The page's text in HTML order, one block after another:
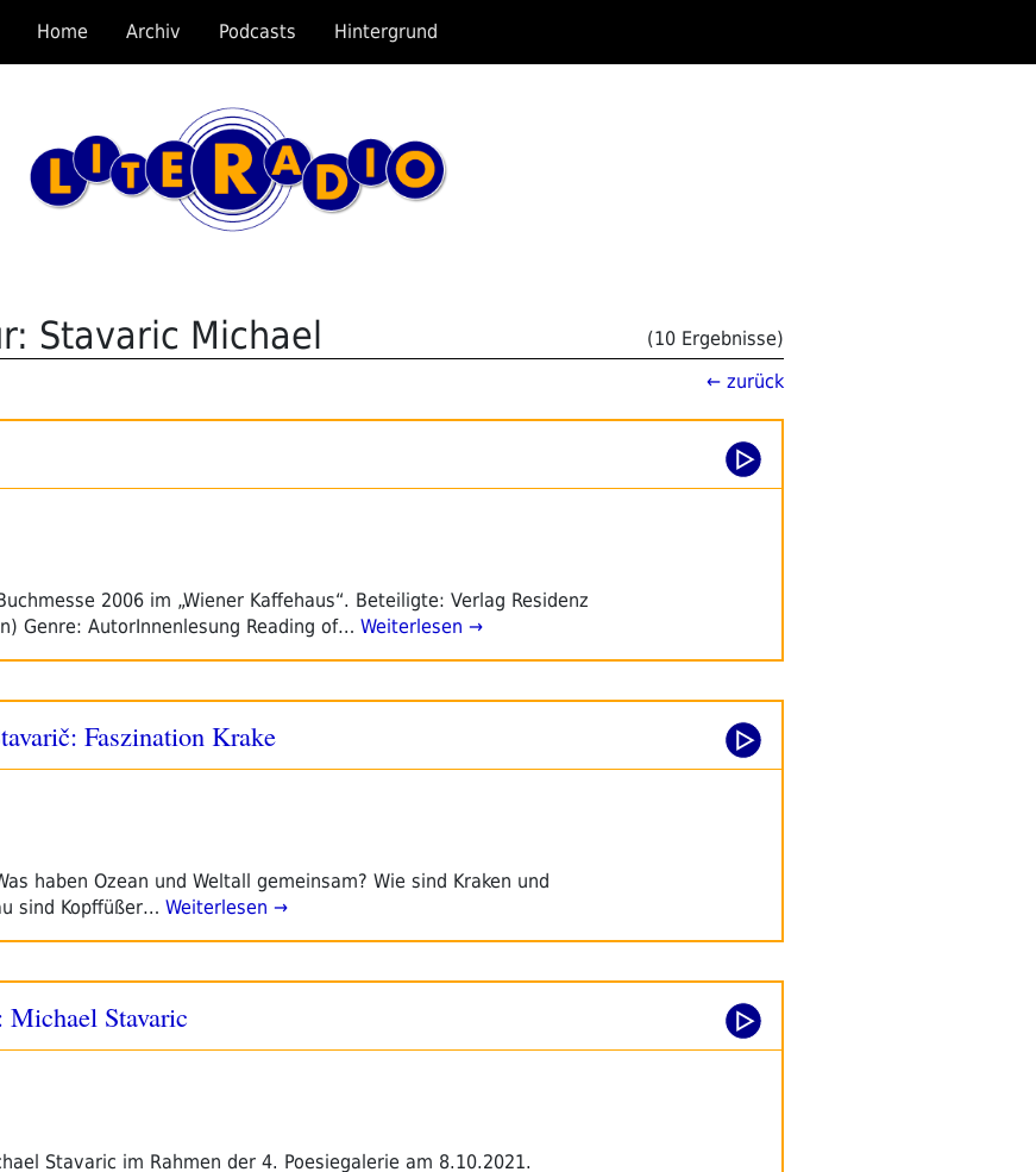
Home Archiv Podcasts Hintergrund
Stavaric Michael
(10 Ergebnisse)
← zurück
2006 im „Wiener Kaffehaus“. Beteiligte: Verlag Residenz
Genre: AutorInnenlesung Reading of… Weiterlesen →
Faszination Krake
haben Ozean und Weltall gemeinsam? Wie sind Kraken und
sind Kopffüßer… Weiterlesen →
Michael Stavaric
Stavaric im Rahmen der 4. Poesiegalerie am 8.10.2021.